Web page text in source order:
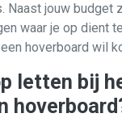
Naast jouw budget
waar je op dient
hoverboard wil
letten bij